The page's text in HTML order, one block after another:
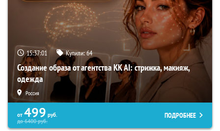
15:37:00 Купили:64
Создание образа от агентства KK AI: стрижка, макияж,
одежда
Россия
от 499 руб.
до6400руб.
ПОДРОБНЕЕ